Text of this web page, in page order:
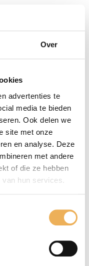
Over
advertenties te
media te bieden
Ook delen we
site met onze
en analyse. Deze
met andere
of die ze hebben
hun services.
gestanst en
met*